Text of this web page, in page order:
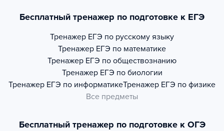
Бесплатный тренажер по подготовке к ЕГЭ
Тренажер ЕГЭ по русскому языку
Тренажер ЕГЭ по математике
Тренажер ЕГЭ по обществознанию
Тренажер ЕГЭ по биологии
Тренажер ЕГЭ по информатикеТренажер ЕГЭ по физике
Все предметы
Бесплатный тренажер по подготовке к ОГЭ